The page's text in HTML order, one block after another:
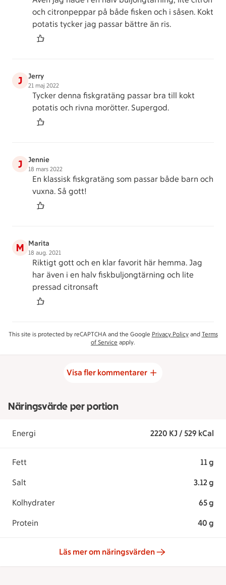
och citronpeppar på både fisken och i såsen. Kokt
potatis tycker jag passar bättre än ris.
J Jerry
21 maj 2022
Tycker denna fiskgratäng passar bra till kokt
potatis och rivna morötter. Supergod.
J Jennie
18 mars 2022
En klassisk fiskgratäng som passar både barn och
vuxna. Så gott!
M Marita
18 aug. 2021
Riktigt gott och en klar favorit här hemma. Jag
har även i en halv fiskbuljongtärning och lite
pressad citronsaft
This site is protected by reCAPTCHA and the Google Privacy Policyand Terms
of Service apply.
Visa fler kommentarer
Näringsvärde per portion
Energi 2220 KJ / 529 kCal
Fett 11 g
Salt 3.12 g
Kolhydrater 65 g
Protein 40 g
Läs mer om näringsvärden